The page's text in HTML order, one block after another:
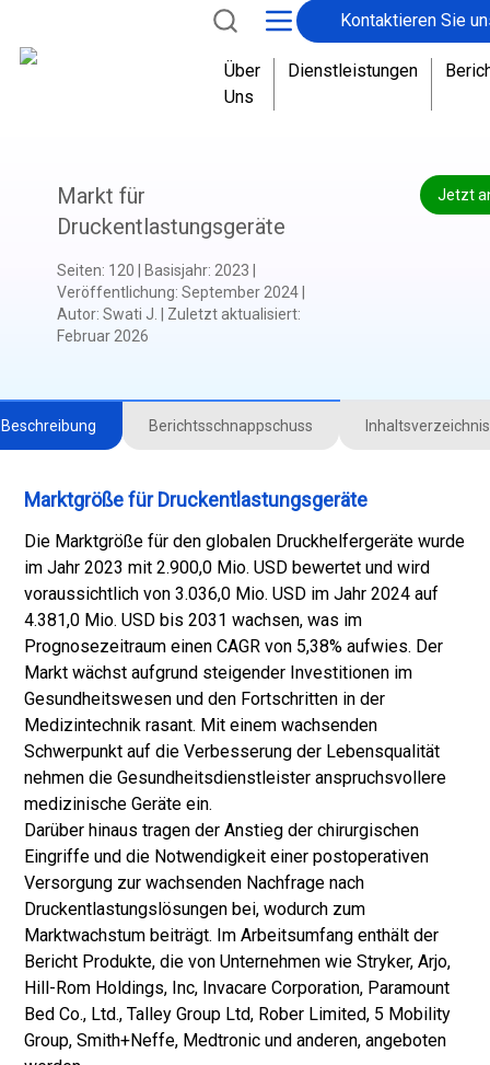
Kontaktieren Sie
Über
Uns
Dienstleistungen
Jetzt
Markt für
Druckentlastungsgeräte
Seiten: 120 Basisjahr: 2023
Veröffentlichung: September 2024|
Autor: Swati J. Zuletzt aktualisiert:
Februar 2026
Beschreibung Berichtsschnappschuss Inhaltsverzeichnis
Marktgröße für Druckentlastungsgeräte
Die Marktgröße für den globalen Druckhelfergeräte wurde
im Jahr 2023 mit 2.900,0 Mio. USD bewertet und wird
voraussichtlich von 3.036,0 Mio. USD im Jahr 2024 auf
4.381,0 Mio. USD bis 2031 wachsen, was im
Prognosezeitraum einen CAGR von 5,38% aufwies. Der
Markt wächst aufgrund steigender Investitionen im
Gesundheitswesen und den Fortschritten in der
Medizintechnik rasant. Mit einem wachsenden
Schwerpunkt auf die Verbesserung der Lebensqualität
nehmen die Gesundheitsdienstleister anspruchsvollere
medizinische Geräte ein.
Darüber hinaus tragen der Anstieg der chirurgischen
Eingriffe und die Notwendigkeit einer postoperativen
Versorgung zur wachsenden Nachfrage nach
Druckentlastungslösungen bei, wodurch zum
Marktwachstum beiträgt. Im Arbeitsumfang enthält der
Bericht Produkte, die von Unternehmen wie Stryker, Arjo,
Hill-Rom Holdings, Inc, Invacare Corporation, Paramount
Bed Co., Ltd., Talley Group Ltd, Rober Limited, 5 Mobility
Group, Smith+Neffe, Medtronic und anderen, angeboten